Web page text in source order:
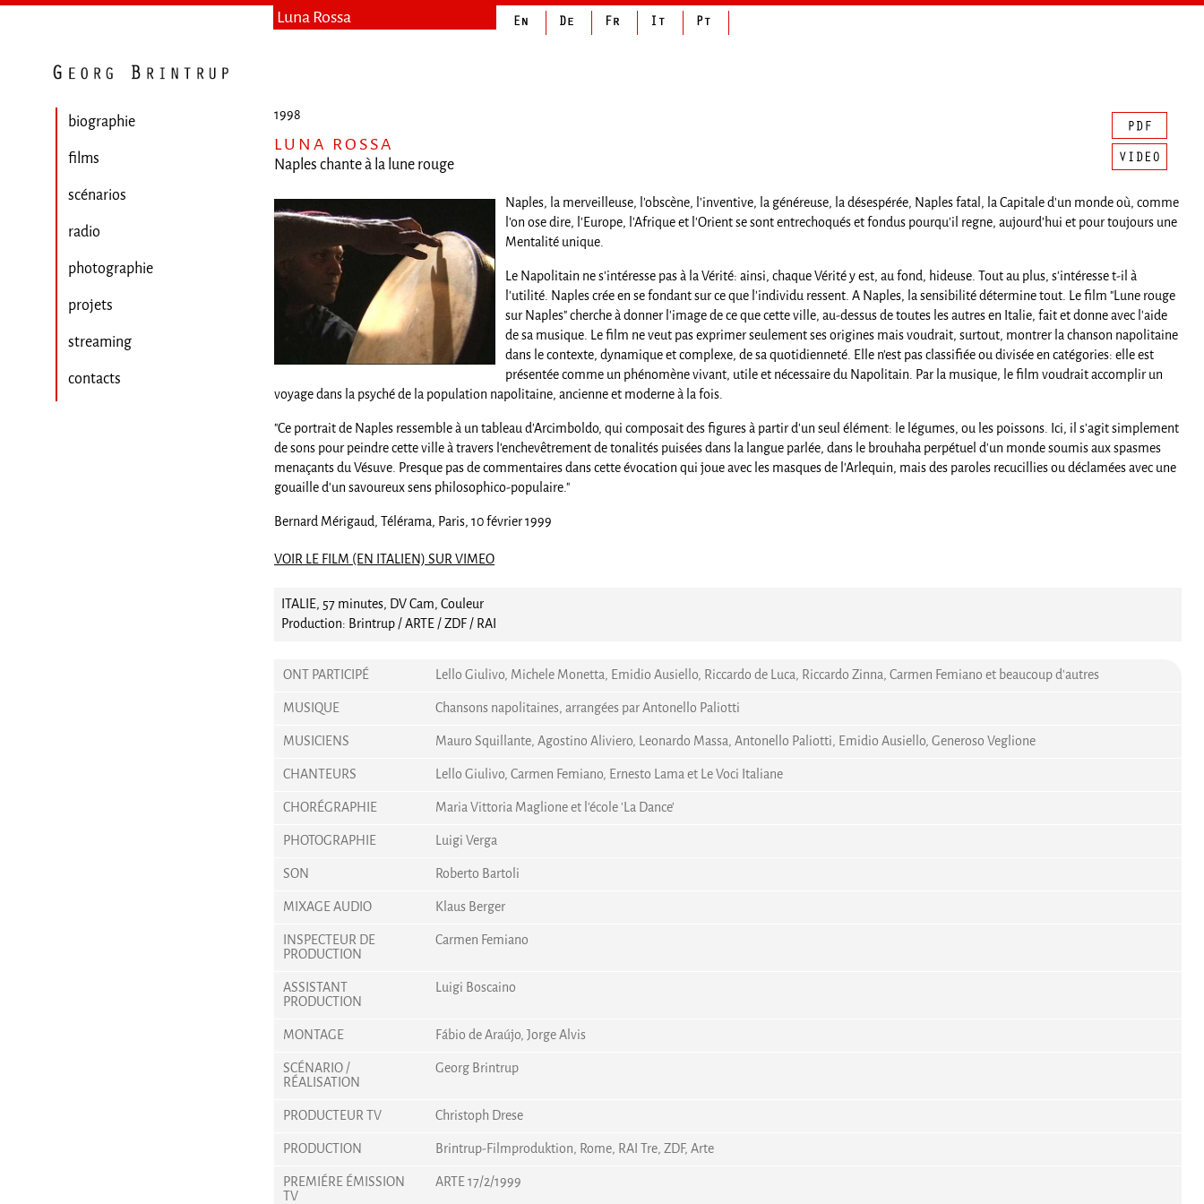
Luna Rossa
biographie
films
scénarios
radio
photographie
projets
streaming
contacts
1998
LUNA ROSSA
Naples chante à la lune rouge
Naples, la merveilleuse, l'obscène, l'inventive, la généreuse, la désespérée, Naples fatal, la Capitale d'un monde où, comme
l'on ose dire, l'Europe, l'Afrique et l'Orient se sont entrechoqués et fondus pourqu'il regne, aujourd'hui et pour toujours une
Mentalité unique.
Le Napolitain ne s'intéresse pas à la Vérité: ainsi, chaque Vérité y est, au fond, hideuse. Tout au plus, s'intéresse t-il à
l'utilité. Naples crée en se fondant sur ce que l'individu ressent. A Naples, la sensibilité détermine tout. Le film "Lune rouge
sur Naples" cherche à donner l'image de ce que cette ville, au-dessus de toutes les autres en Italie, fait et donne avec l'aide
de sa musique. Le film ne veut pas exprimer seulement ses origines mais voudrait, surtout, montrer la chanson napolitaine
dans le contexte, dynamique et complexe, de sa quotidienneté. Elle n'est pas classifiée ou divisée en catégories: elle est
présentée comme un phénomène vivant, utile et nécessaire du Napolitain. Par la musique, le film voudrait accomplir un
voyage dans la psyché de la population napolitaine, ancienne et moderne à la fois.
"Ce portrait de Naples ressemble à un tableau d’Arcimboldo, qui composait des figures à partir d’un seul élément: le légumes, ou les poissons. Ici, il s’agit simplement
de sons pour peindre cette ville à travers l’enchevêtrement de tonalités puisées dans la langue parlée, dans le brouhaha perpétuel d’un monde soumis aux spasmes
menaçants du Vésuve. Presque pas de commentaires dans cette évocation qui joue avec les masques de l’Arlequin, mais des paroles recucillies ou déclamées avec une
gouaille d’un savoureux sens philosophico-populaire."
Bernard Mérigaud, Télérama, Paris, 10 février 1999
VOIR LE FILM (EN ITALIEN) SUR VIMEO
ITALIE, 57 minutes, DV Cam, Couleur
Production: Brintrup / ARTE / ZDF / RAI
ONT PARTICIPÉ
Lello Giulivo, Michele Monetta, Emidio Ausiello, Riccardo de Luca, Riccardo Zinna, Carmen Femiano et beaucoup d'autres
MUSIQUE
Chansons napolitaines, arrangées par Antonello Paliotti
MUSICIENS
Mauro Squillante, Agostino Aliviero, Leonardo Massa, Antonello Paliotti, Emidio Ausiello, Generoso Veglione
CHANTEURS
Lello Giulivo, Carmen Femiano, Ernesto Lama et Le Voci Italiane
CHORÉGRAPHIE
Maria Vittoria Maglione et l'école 'La Dance'
PHOTOGRAPHIE
Luigi Verga
SON
Roberto Bartoli
MIXAGE AUDIO
Klaus Berger
INSPECTEUR DE
PRODUCTION
Carmen Femiano
ASSISTANT
PRODUCTION
Luigi Boscaino
MONTAGE
Fábio de Araújo, Jorge Alvis
SCÉNARIO /
RÉALISATION
Georg Brintrup
PRODUCTEUR TV
Christoph Drese
PRODUCTION
Brintrup-Filmproduktion, Rome, RAI Tre, ZDF, Arte
PREMIÉRE ÉMISSION
TV
ARTE 17/2/1999